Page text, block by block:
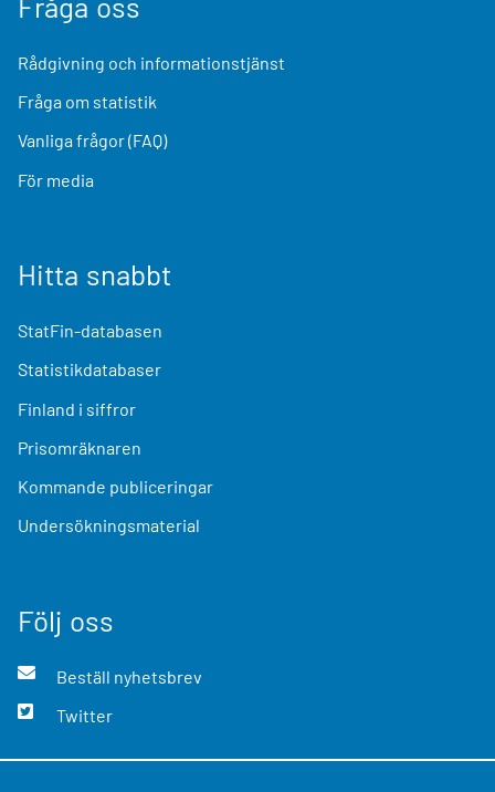
Rådgivning och informationstjänst
Fråga om statistik
Vanliga frågor (FAQ)
För media
Hitta snabbt
StatFin-databasen
Statistikdatabaser
Finland i siffror
Prisomräknaren
Kommande publiceringar
Undersökningsmaterial
Följ oss
Beställ nyhetsbrev
Twitter